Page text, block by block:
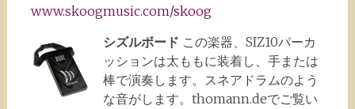
www.skoogmusic.com/skoog
シズルボード この楽器、SIZ10パーカ
ッションは太ももに装着し、手または
棒で演奏します。スネアドラムのよう
な音がします。thomann.deでご覧い